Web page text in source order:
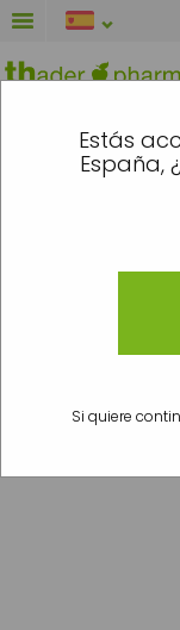
Estás
España,
Si quiere
EL
Maquillaje Rostro